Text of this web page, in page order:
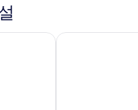
데 호텔 제공뫼븐픽 리빙 웨스트